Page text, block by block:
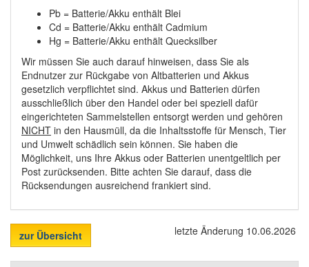
Pb = Batterie/Akku enthält Blei
Cd = Batterie/Akku enthält Cadmium
Hg = Batterie/Akku enthält Quecksilber
Wir müssen Sie auch darauf hinweisen, dass Sie als
Endnutzer zur Rückgabe von Altbatterien und Akkus
gesetzlich verpflichtet sind. Akkus und Batterien dürfen
ausschließlich über den Handel oder bei speziell dafür
eingerichteten Sammelstellen entsorgt werden und gehören
NICHT in den Hausmüll, da die Inhaltsstoffe für Mensch, Tier
und Umwelt schädlich sein können. Sie haben die
Möglichkeit, uns Ihre Akkus oder Batterien unentgeltlich per
Post zurücksenden. Bitte achten Sie darauf, dass die
Rücksendungen ausreichend frankiert sind.
zur Übersicht letzte Änderung 10.06.2026